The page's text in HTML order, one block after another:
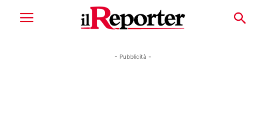
- Pubblicità -